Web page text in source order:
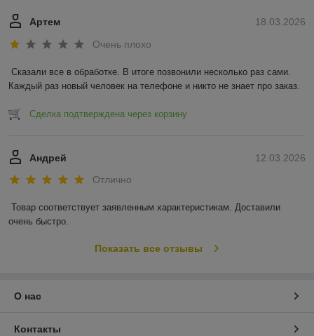
18.03.2026
Артем
Очень плохо
Сказали все в обработке. В итоге позвонили несколько раз сами.
Каждый раз новый человек на телефоне и никто не знает про заказ.
Сделка подтверждена через корзину
12.03.2026
Андрей
Отлично
Товар соответствует заявленным характеристикам. Доставили
очень быстро.
Показать все отзывы
О нас
Контакты